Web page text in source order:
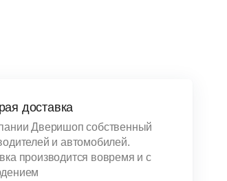
доставка
Дверишоп собственный
и автомобилей.
производится вовремя и с